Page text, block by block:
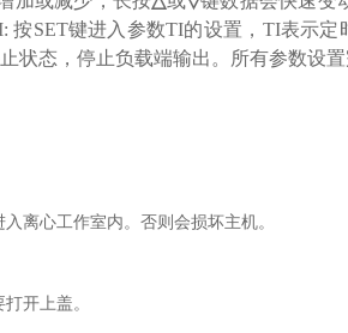
按SET键进入参数TI的设置， TI表示定
状态，停止负载端输出。所有参数设
离心工作室内。否则会损坏主机。
开上盖。